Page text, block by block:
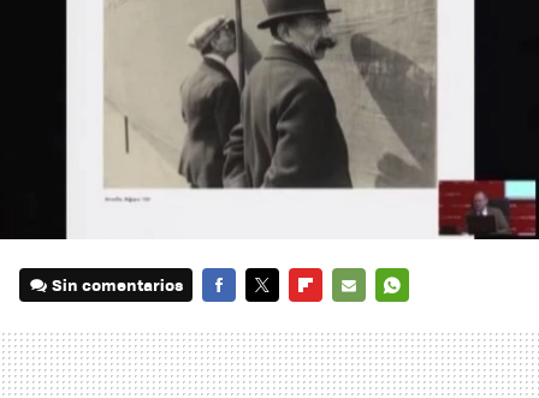
Sin comentarios
MAIL